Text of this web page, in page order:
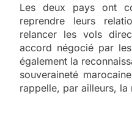
Les deux pays ont
reprendre leurs
relancer les vols
accord négocié par
également la
souveraineté
rappelle, par ailleurs, la